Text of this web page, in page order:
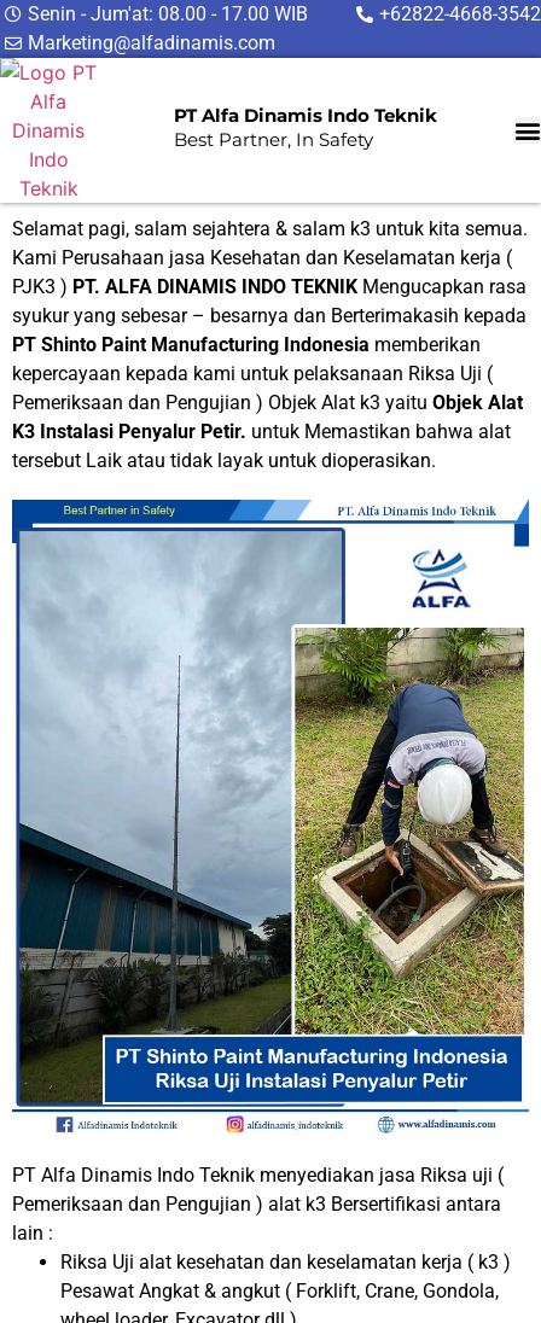
Senin - Jum'at: 08.00 - 17.00 WIB
+62822-4668-3542
Marketing@alfadinamis.com
PT Alfa Dinamis Indo Teknik
Best Partner, In Safety
Selamat pagi, salam sejahtera & salam k3 untuk kita semua.
Kami Perusahaan jasa Kesehatan dan Keselamatan kerja (
PJK3 ) PT. ALFA DINAMIS INDO TEKNIK Mengucapkan rasa
syukur yang sebesar – besarnya dan Berterimakasih kepada
PT Shinto Paint Manufacturing Indonesia memberikan
kepercayaan kepada kami untuk pelaksanaan Riksa Uji (
Pemeriksaan dan Pengujian ) Objek Alat k3 yaitu Objek Alat
K3 Instalasi Penyalur Petir. untuk Memastikan bahwa alat
tersebut Laik atau tidak layak untuk dioperasikan.
PT Alfa Dinamis Indo Teknik menyediakan jasa Riksa uji (
Pemeriksaan dan Pengujian ) alat k3 Bersertifikasi antara
lain :
Riksa Uji alat kesehatan dan keselamatan kerja ( k3 )
Pesawat Angkat & angkut ( Forklift, Crane, Gondola,